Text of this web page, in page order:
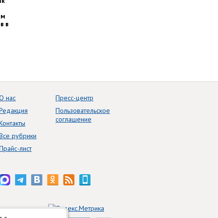
в
нас
рубрики
лист
Пресс-центр
Пользовательское
соглашение